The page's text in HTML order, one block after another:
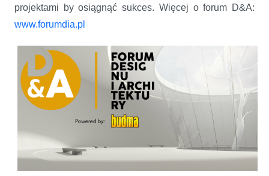
projektami by osiągnąć sukces. Więcej o forum D&A:
www.forumdia.pl